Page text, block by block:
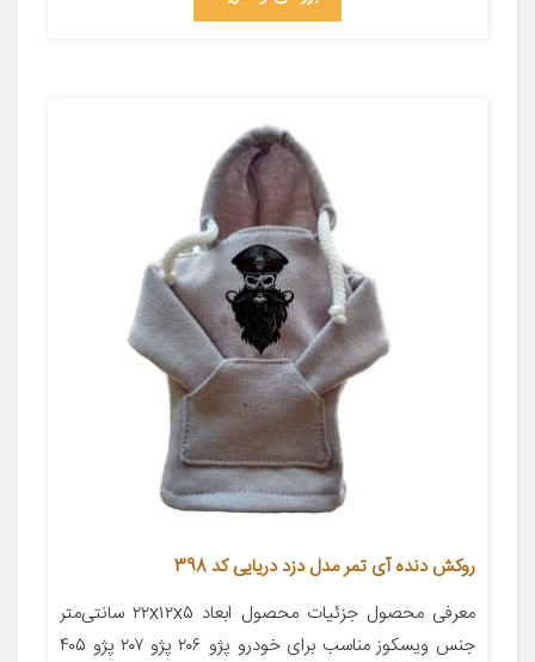
روکش دنده آی تمر مدل دزد دریایی کد 398
معرفی محصول جزئیات محصول ابعاد ۲۲x۱۲x۵ سانتی‌متر
جنس ویسکوز مناسب برای خودرو پژو ۲۰۶ پژو ۲۰۷ پژو ۴۰۵